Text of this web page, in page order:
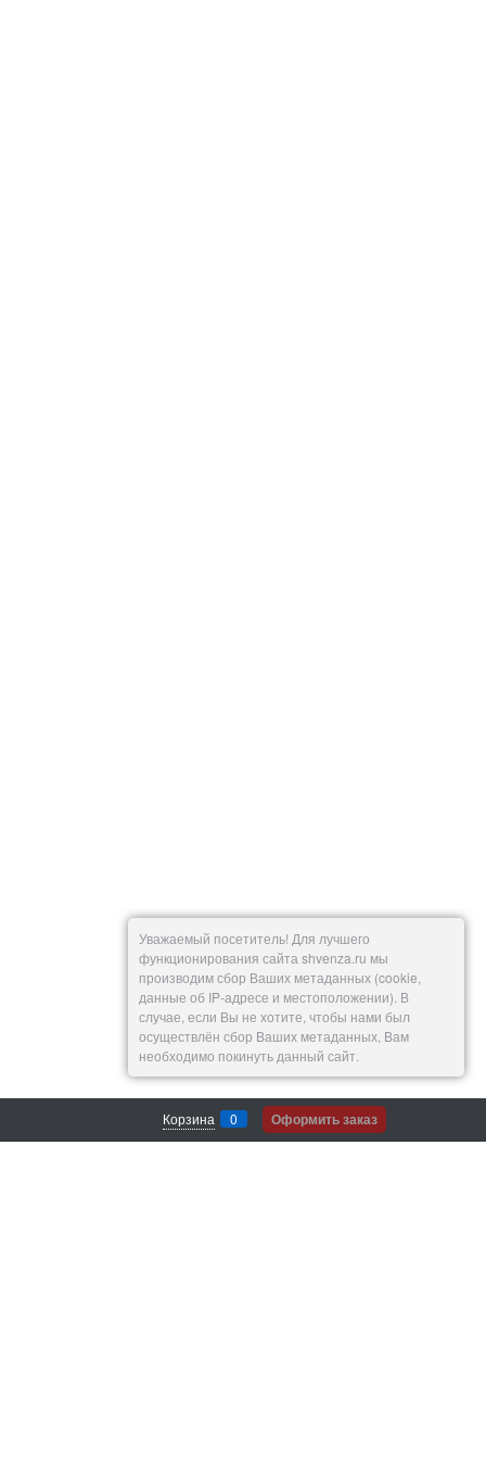
Корзина 0 Оформить заказ
Уважаемый посетитель! Для лучшего
функционирования сайта shvenza.ru мы
производим сбор Ваших метаданных (cookie,
данные об IP-адресе и местоположении). В
случае, если Вы не хотите, чтобы нами был
осуществлён сбор Ваших метаданных, Вам
необходимо покинуть данный сайт.